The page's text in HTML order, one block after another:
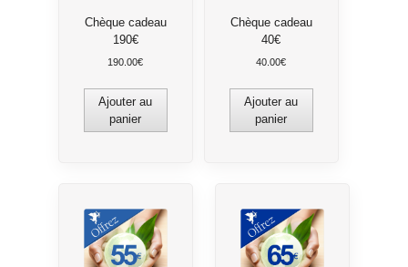
Chèque cadeau
190€
190.00€
Ajouter au
panier
Chèque cadeau
40€
40.00€
Ajouter au
panier